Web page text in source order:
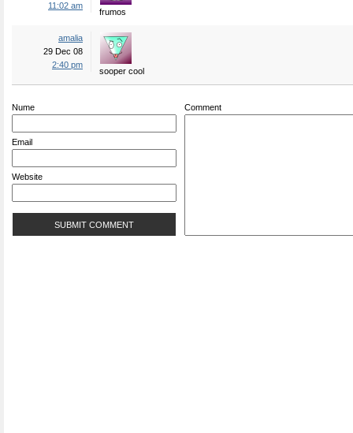
11:02 am
frumos
amalia
29 Dec 08
2:40 pm
sooper cool
Nume
Email
Website
Comment